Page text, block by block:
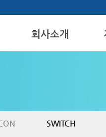
회사소개
SWITCH